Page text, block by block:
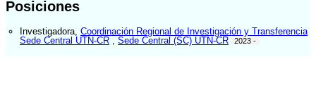
Posiciones
Investigadora Coordinación Regional de Investigación y Transferencia
Sede Central UTN-CR
Sede Central (SC) UTN-CR 2023 -